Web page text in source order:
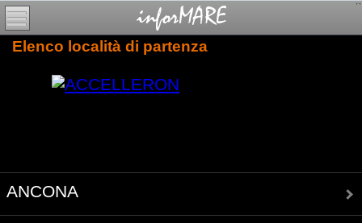
Elenco località di partenza
ANCONA